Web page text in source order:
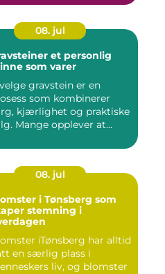
08. jul
et personlig
som varer
gravstein er en
som kombinerer
kjærlighet og praktiske
Mange opplever at...
08. jul
i Tønsberg som
stemning i
iTønsberg har alltid
en særlig plass i
liv, og blomster